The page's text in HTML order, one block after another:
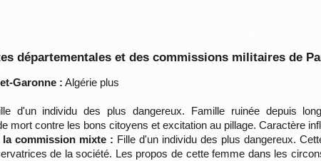
départementales et des commissions militaires de
Garonne : Algérie plus
d'un individu des plus dangereux. Famille ruinée depuis
mort contre les bons citoyens et excitation au pillage. Caractère
commission mixte : Fille d'un individu des plus dangereux.
de la société. Les propos de cette femme dans les